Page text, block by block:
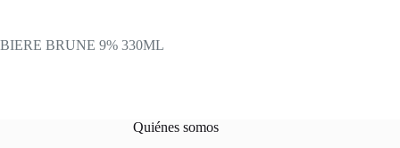
BIERE BRUNE 9% 330ML
Quiénes somos